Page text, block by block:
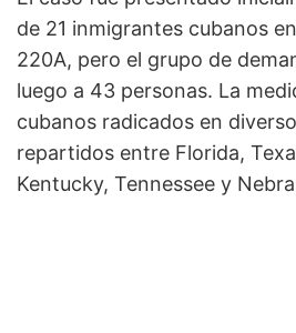
de 21 inmigrantes cubanos
220A, pero el grupo de
luego a 43 personas. La
cubanos radicados en
repartidos entre Florida,
Kentucky, Tennessee y